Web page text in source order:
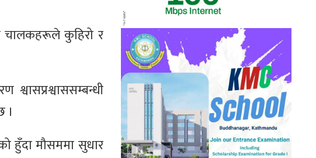
चालकहरूले कुहिरो र
।
हुँदा मौसममा सुधार